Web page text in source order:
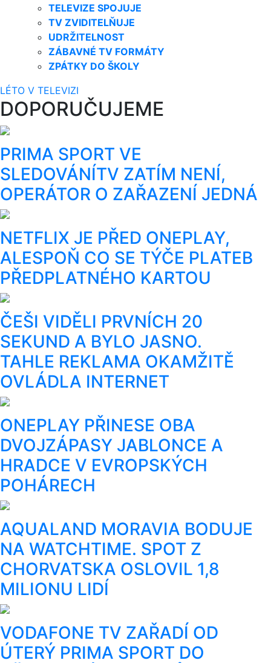
TELEVIZE SPOJUJE
TV ZVIDITELŇUJE
UDRŽITELNOST
ZÁBAVNÉ TV FORMÁTY
ZPÁTKY DO ŠKOLY
LÉTO V TELEVIZI
DOPORUČUJEME
PRIMA SPORT VE
SLEDOVÁNÍTV ZATÍM NENÍ,
OPERÁTOR O ZAŘAZENÍ JEDNÁ
NETFLIX JE PŘED ONEPLAY,
ALESPOŇ CO SE TÝČE PLATEB
PŘEDPLATNÉHO KARTOU
ČEŠI VIDĚLI PRVNÍCH 20
SEKUND A BYLO JASNO.
TAHLE REKLAMA OKAMŽITĚ
OVLÁDLA INTERNET
ONEPLAY PŘINESE OBA
DVOJZÁPASY JABLONCE A
HRADCE V EVROPSKÝCH
POHÁRECH
AQUALAND MORAVIA BODUJE
NA WATCHTIME. SPOT Z
CHORVATSKA OSLOVIL 1,8
MILIONU LIDÍ
VODAFONE TV ZAŘADÍ OD
ÚTERÝ PRIMA SPORT DO